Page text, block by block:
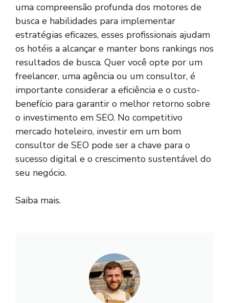
uma compreensão profunda dos motores de
busca e habilidades para implementar
estratégias eficazes, esses profissionais ajudam
os hotéis a alcançar e manter bons rankings nos
resultados de busca. Quer você opte por um
freelancer, uma agência ou um consultor, é
importante considerar a eficiência e o custo-
benefício para garantir o melhor retorno sobre
o investimento em SEO. No competitivo
mercado hoteleiro, investir em um bom
consultor de SEO pode ser a chave para o
sucesso digital e o crescimento sustentável do
seu negócio.
Saiba mais.